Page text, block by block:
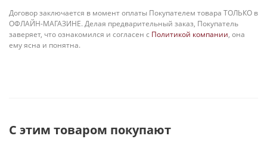
Договор заключается в момент оплаты Покупателем товара ТОЛЬКО в
ОФЛАЙН-МАГАЗИНЕ. Делая предварительный заказ, Покупатель
заверяет, что ознакомился и согласен с Политикой компании, она
ему ясна и понятна.
С этим товаром покупают